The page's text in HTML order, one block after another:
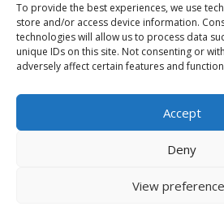
To provide the best experiences, we use
store and/or access device information.
technologies will allow us to process data
unique IDs on this site. Not consenting or
adversely affect certain features and
Accept
Deny
View
©Nésiris. Katia Picollier est
indépendante pour Stampin'
responsable du contenu de
utilisation des tutos/